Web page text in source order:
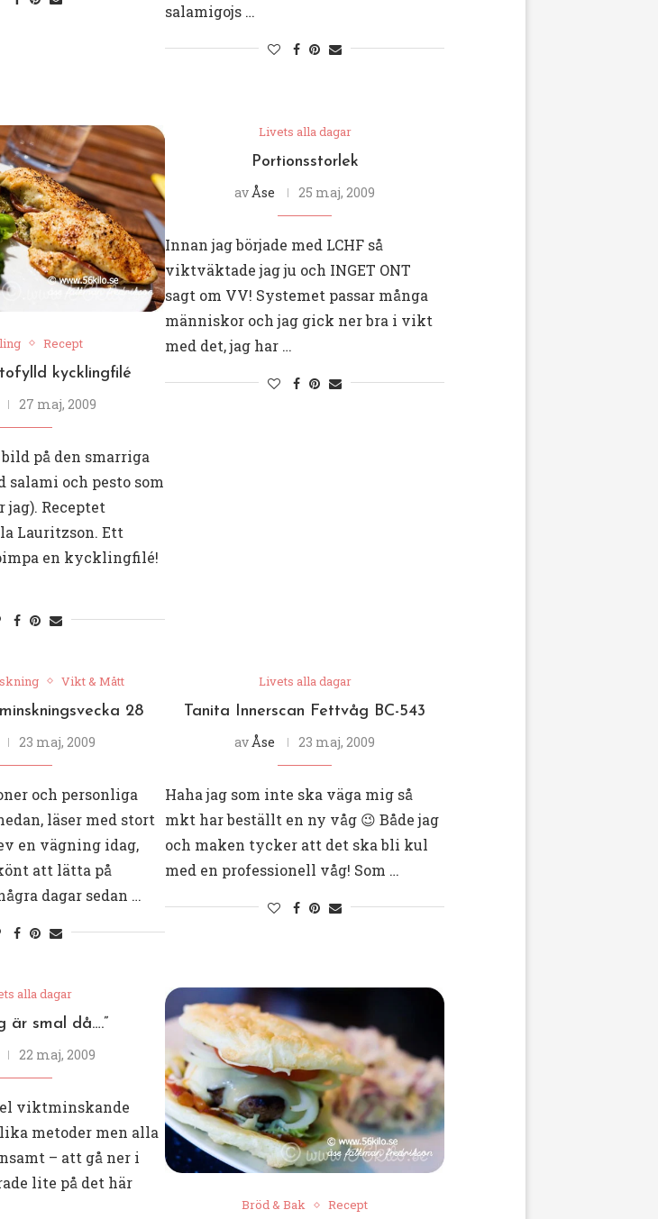
salamigojs …
Recept
kycklingfilé
27 maj, 2009
på den smarriga
och pesto som
jag). Receptet
Lauritzson. Ett
en kycklingfilé!
Livets alla dagar
Portionsstorlek
avÅse 25 maj, 2009
Innan jag började med LCHF så
viktväktade jag ju och INGET ONT
sagt om VV! Systemet passar många
människor och jag gick ner bra i vikt
med det, jag har …
Vikt & Mått
28
23 maj, 2009
och personliga
läser med stort
en vägning idag,
att lätta på
dagar sedan …
Livets alla dagar
Tanita Innerscan Fettvåg BC-543
av Åse 23 maj, 2009
Haha jag som inte ska väga mig så
mkt har beställt en ny våg 😉 Både jag
och maken tycker att det ska bli kul
med en professionell våg! Som …
alla dagar
är smal då….”
22 maj, 2009
viktminskande
metoder men alla
– att gå ner i
lite på det här
Bröd & Bak Recept